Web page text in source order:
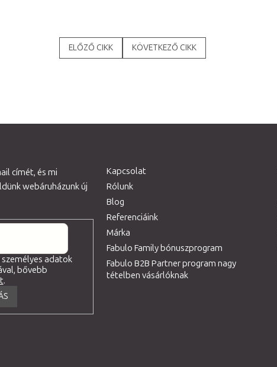
ELŐZŐ CIKK KÖVETKEZŐ CIKK
címét, és mi
webáruházunk új
adatok
bővebb
.
Kapcsolat
Rólunk
Blog
Referenciáink
Márka
Fabulo Family bónuszprogram
Fabulo B2B Partner program nagy
tételben vásárlóknak